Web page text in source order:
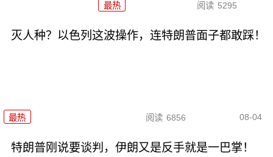
最热 阅读 5295
灭人种？以色列这波操作，连特朗普面子都敢踩！
最热 阅读 6856 08-04
特朗普刚说要谈判，伊朗又是反手就是一巴掌！